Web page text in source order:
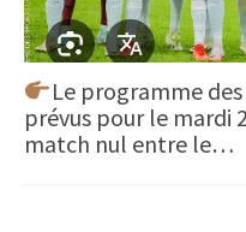
Le programme
prévus pour le mardi
match nul entre le…